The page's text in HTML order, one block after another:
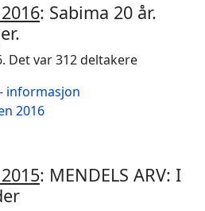
: Sabima 20 år.
Det var 312 deltakere
informasjon
2016
: MENDELS ARV: I